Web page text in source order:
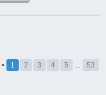
• 1 2 3 4 5 ... 53